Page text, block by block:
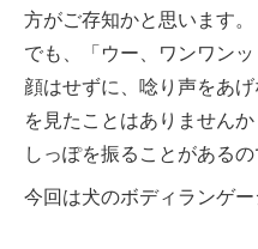
方がご存知かと思います。
でも、「ウー、ワンワン
顔はせずに、唸り声をあ
を見たことはありません
しっぽを振ることがあるの
今回は犬のボディランゲー